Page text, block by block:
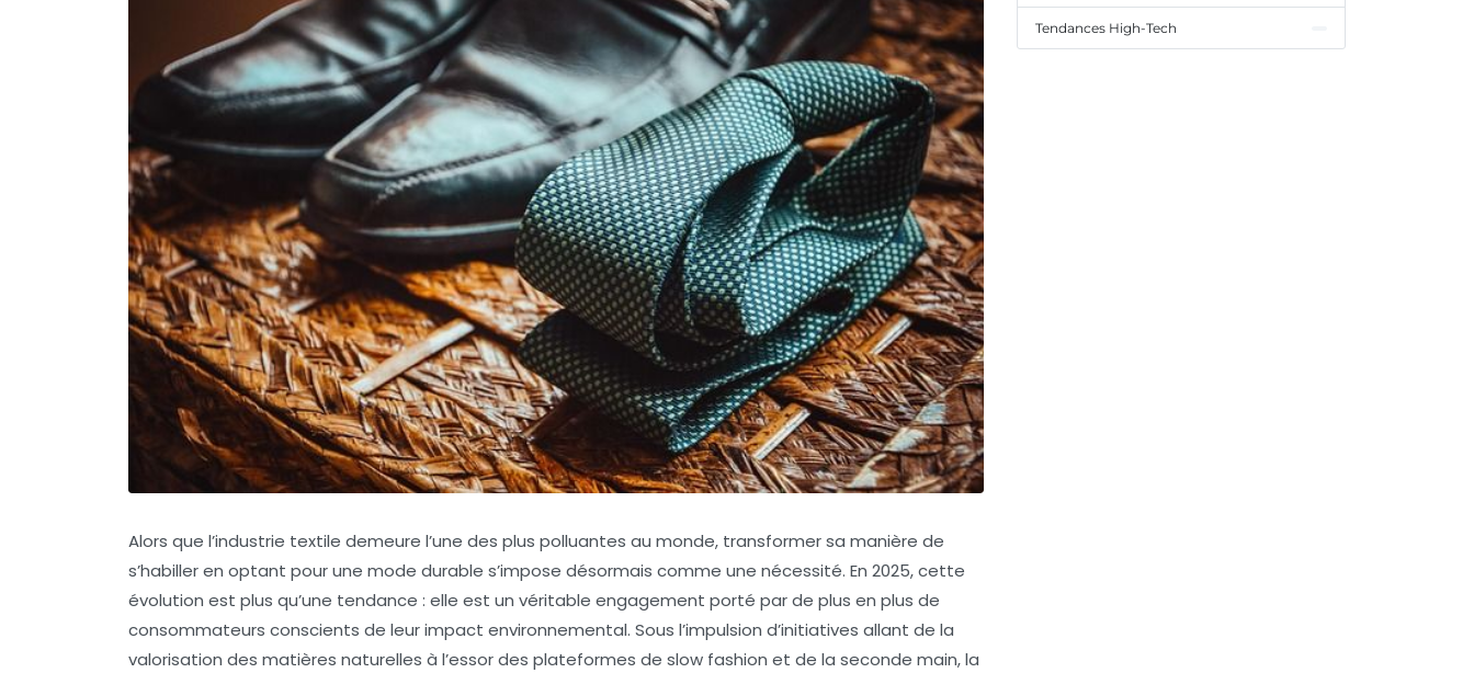
Alors que l’industrie textile demeure l’une des plus polluantes au monde, transformer sa manière de
s’habiller en optant pour une mode durable s’impose désormais comme une nécessité. En 2025, cette
évolution est plus qu’une tendance : elle est un véritable engagement porté par de plus en plus de
consommateurs conscients de leurimpact environnemental. Sous l’impulsion d’initiatives allant de la
valorisation des matières naturelles à l’essor des plateformes de slow fashion et de la seconde main, la
Tendances High-Tech